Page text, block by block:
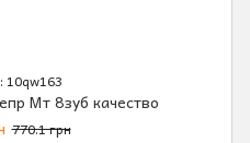
10qw163
Мт 8зуб качество
770.1 грн